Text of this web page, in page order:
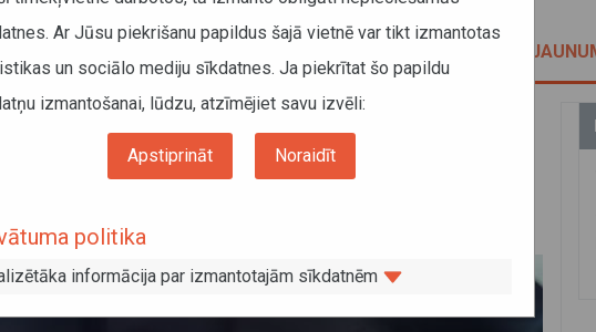
kuras starpniecību pasažieris var izsaukt pārvadājumu pakalpojumu
ar kuras starpniecību pasažieris
Ar Jūsu piekrišanu papildus šajā vietnē var tikt izmantotas
un sociālo mediju sīkdatnes. Ja piekrītat šo papildu
izmantošanai, lūdzu, atzīmējiet savu izvēli:
Apstiprināt Noraidīt
politika
informācija par izmantotajām sīkdatnēm